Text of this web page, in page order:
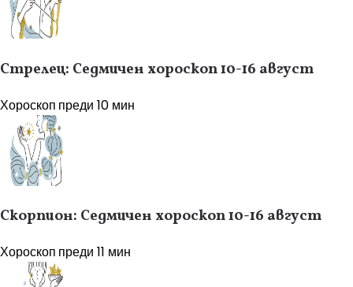
Стрелец: Седмичен хороскоп 10-16 август
Хороскоп преди 10 мин
Скорпион: Седмичен хороскоп 10-16 август
Хороскоп преди 11 мин